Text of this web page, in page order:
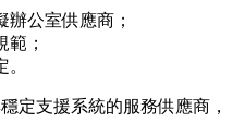
公室供應商；
範；
定支援系統的服務供應商，